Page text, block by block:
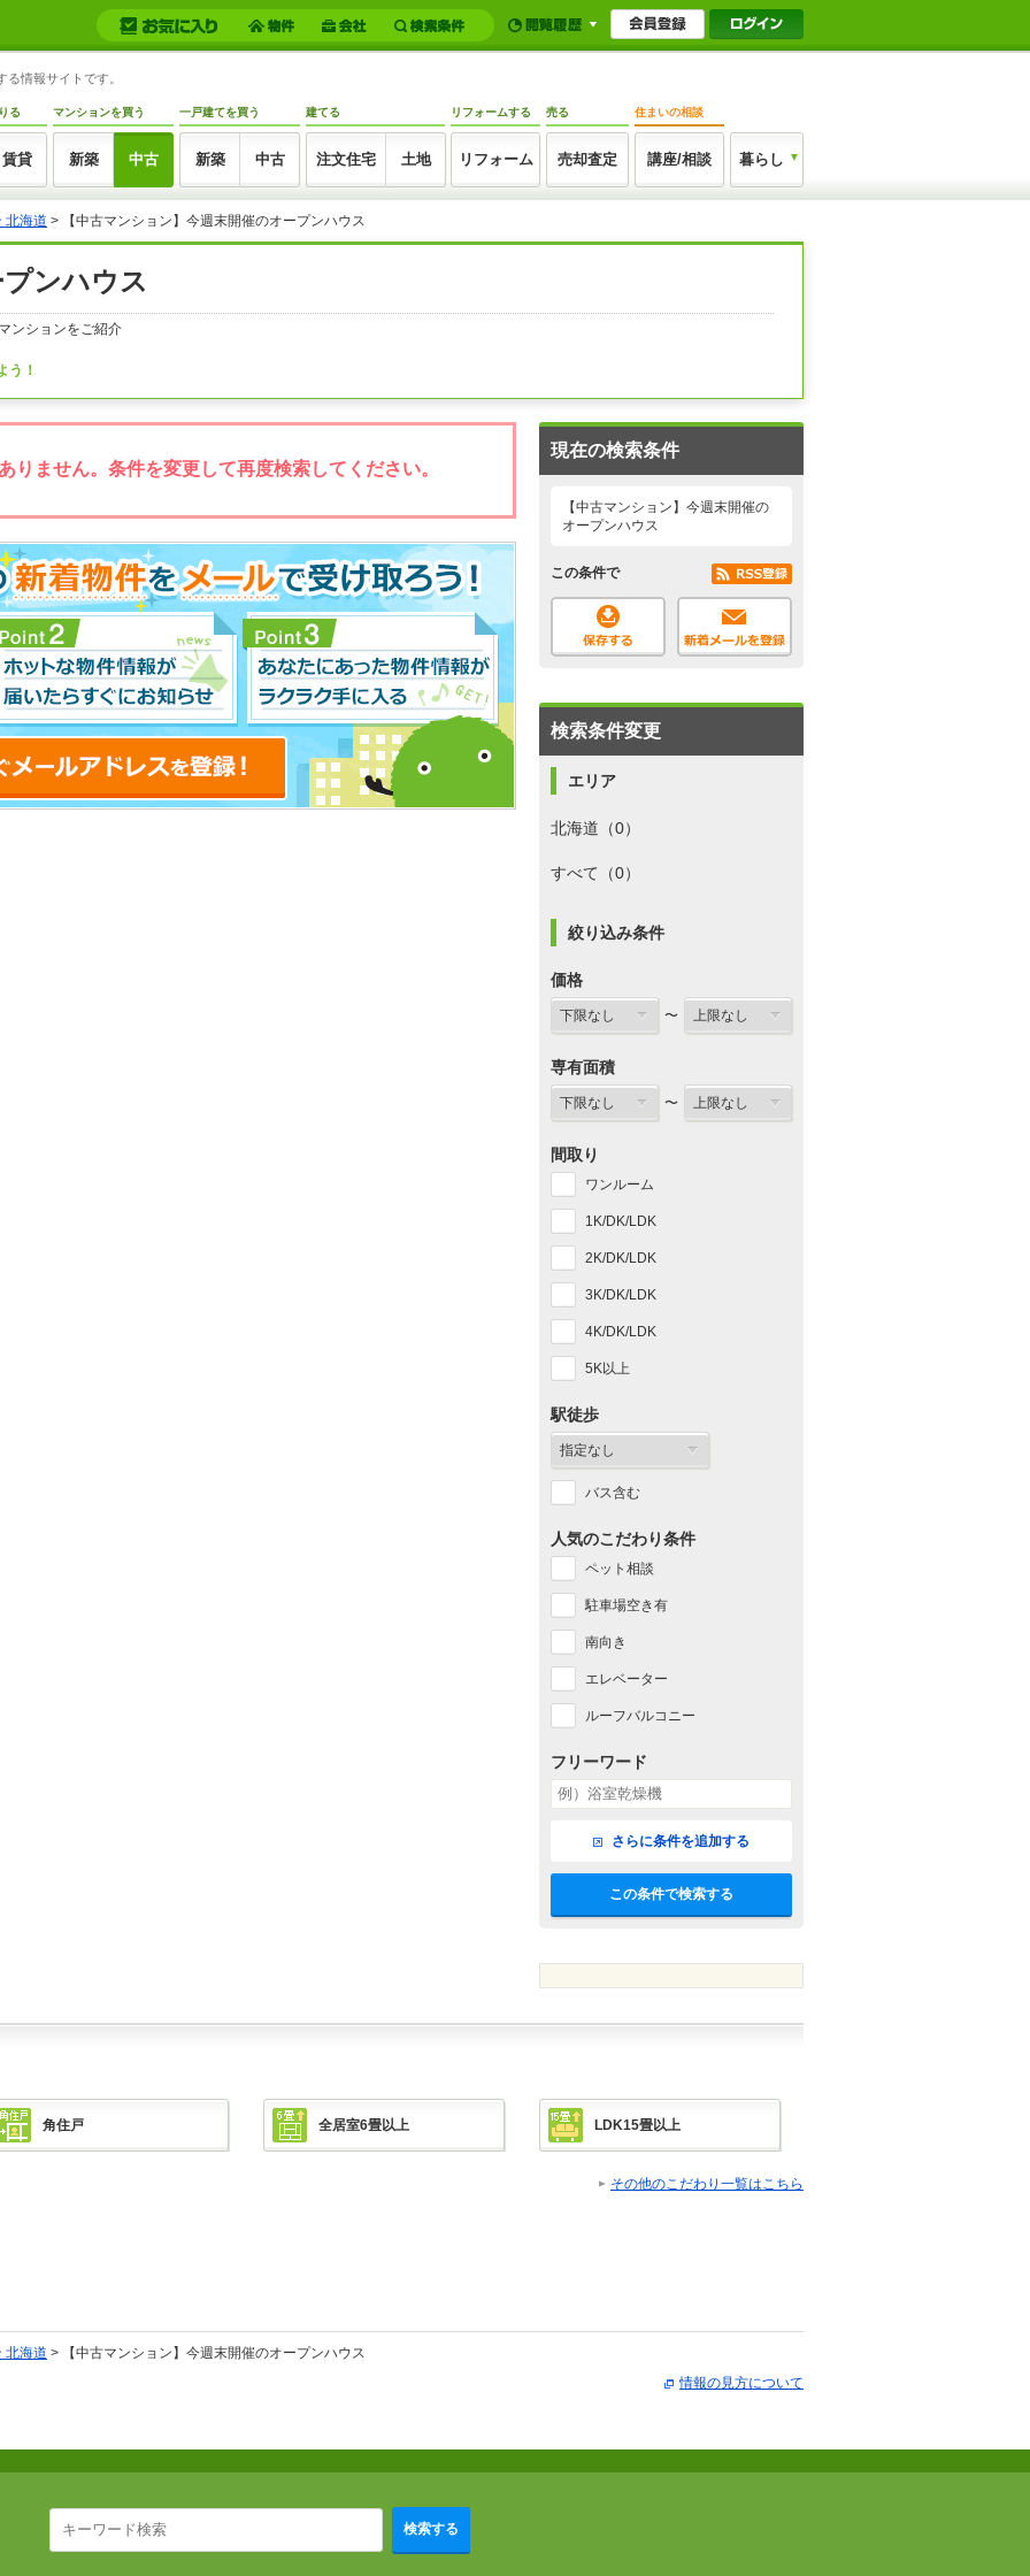
情報サイトです。
る
賃貸
マンションを買う
新築 中古
一戸建てを買う
新築 中古
建てる
注文住宅 土地
リフォームする
リフォーム
売る
売却査定
住まいの相談
講座/相談 暮らし
北海道 > 【中古マンション】今週末開催のオープンハウス
ンハウス
ンションをご紹介
う！
りません。条件を変更して再度検索してください。
現在の検索条件
【中古マンション】今週末開催の
オープンハウス
この条件で
検索条件変更
エリア
北海道（0）
すべて（0）
絞り込み条件
価格
〜
専有面積
〜
間取り
ワンルーム
1K/DK/LDK
2K/DK/LDK
3K/DK/LDK
4K/DK/LDK
5K以上
駅徒歩
バス含む
人気のこだわり条件
ペット相談
駐車場空き有
南向き
エレベーター
ルーフバルコニー
フリーワード
さらに条件を追加する
この条件で検索する
角住戸 全居室6畳以上 LDK15畳以上
その他のこだわり一覧はこちら
北海道 > 【中古マンション】今週末開催のオープンハウス
情報の見方について
検索する